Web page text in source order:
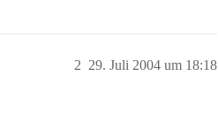
29. Juli 2004 um 18:18
2